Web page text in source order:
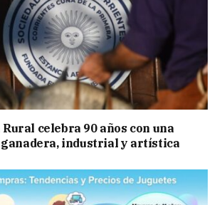
celebra 90 años con una
industrial y artística